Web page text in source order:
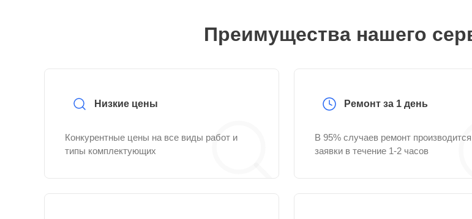
Преимущества нашего
Низкие цены
Конкурентные цены на все виды работ и
типы комплектующих
Ремонт за 1 день
В 95% случаев ремонт
заявки в течение 1-2 часов